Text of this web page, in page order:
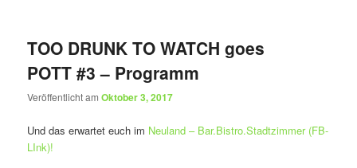
TOO DRUNK TO WATCH goes
POTT #3 – Programm
Veröffentlicht amOktober 3, 2017
Und das erwartet euch im Neuland – Bar.Bistro.Stadtzimmer (FB-
LInk)!